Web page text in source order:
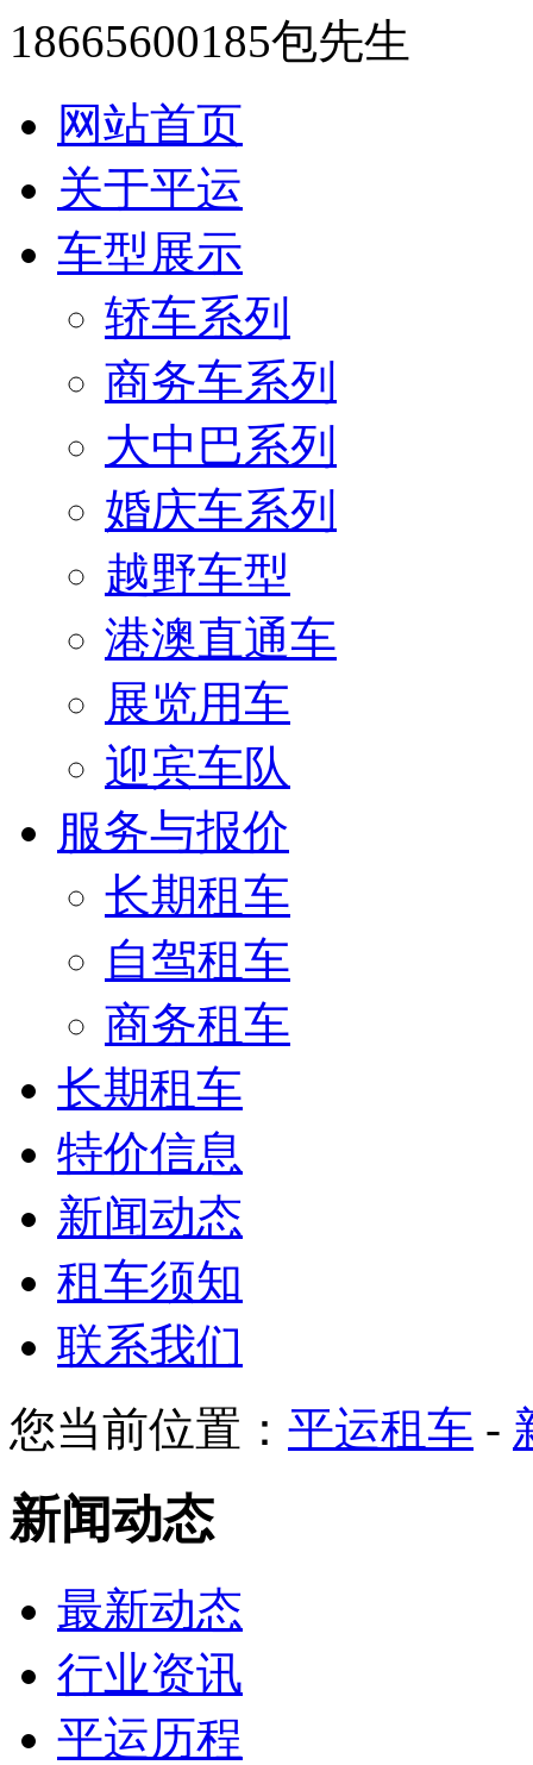
18665600185包先生
网站首页
关于平运
车型展示
轿车系列
商务车系列
大中巴系列
婚庆车系列
越野车型
港澳直通车
展览用车
迎宾车队
服务与报价
长期租车
自驾租车
商务租车
长期租车
特价信息
新闻动态
租车须知
联系我们
您当前位置： 平运租车 -
新闻动态
最新动态
行业资讯
平运历程